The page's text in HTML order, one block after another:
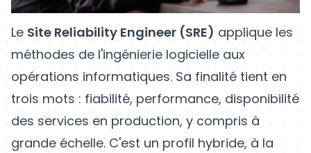
Le Site Reliability Engineer (SRE) applique les
méthodes de l'ingénierie logicielle aux
opérations informatiques. Sa finalité tient en
trois mots : fiabilité, performance, disponibilité
des services en production, y compris à
grande échelle. C'est un profil hybride, à la